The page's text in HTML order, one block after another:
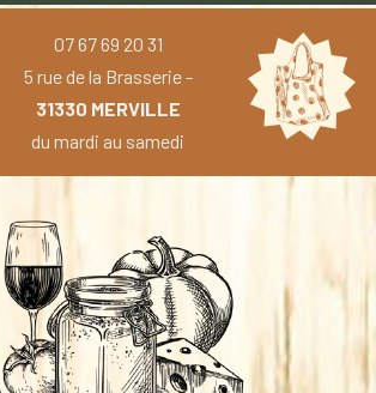
07 67 69 20 31
5 rue de la Brasserie -
31330 MERVILLE
du mardi au samedi